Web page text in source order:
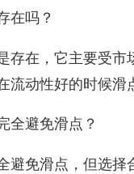
在吗？
存在，它主要受市
流动性好的时候滑
全避免滑点？
避免滑点，但选择